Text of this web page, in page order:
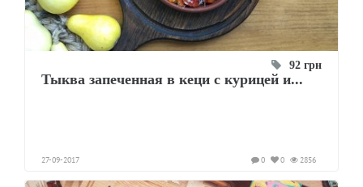
92 грн
Тыква запеченная в кеци с курицей и...
27-09-2017 2856
0
0